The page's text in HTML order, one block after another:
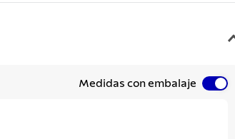
Medidas con embalaje